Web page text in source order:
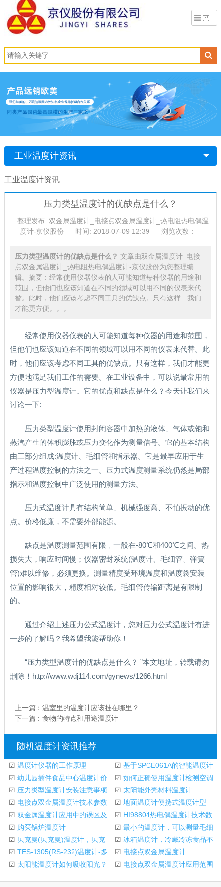
工业温度计资讯
工业温度计资讯
压力类型温度计的优缺点是什么？
整理发布: 双金属温度计_电接点双金属温度计_热电阻热电偶温
度计-京仪股份
时间: 2018-07-09 12:39 浏览次数：
压力类型温度计的优缺点是什么？ 文章由双金属温度计_电接
点双金属温度计_热电阻热电偶温度计-京仪股份为您整理编
辑。摘要：经常使用仪器仪表的人可能知道每种仪器的用途和
范围，但他们也应该知道在不同的领域可以用不同的仪表来代
替。此时，他们应该考虑不同工具的优缺点。只有这样，我们
才能更方便。。。
经常使用仪器仪表的人可能知道每种仪器的用途和范围，
但他们也应该知道在不同的领域可以用不同的仪表来代替。此
时，他们应该考虑不同工具的优缺点。只有这样，我们才能更
方便地满足我们工作的需要。在工业设备中，可以说最常用的
仪器是压力型温度计。它的优点和缺点是什么？今天让我们来
讨论一下:
压力类型温度计使用封闭容器中加热的液体、气体或饱和
蒸汽产生的体积膨胀或压力变化作为测量信号。它的基本结构
由三部分组成:温度计、毛细管和指示器。它是最早应用于生
产过程温度控制的方法之一。压力式温度测量系统仍然是局部
指示和温度控制中广泛使用的测量方法。
压力式温度计具有结构简单、机械强度高、不怕振动的优
点。价格低廉，不需要外部能源。
缺点是温度测量范围有限，一般在-80℃和400℃之间。热
损失大，响应时间慢；仪器密封系统(温度计、毛细管、弹簧
管)难以维修，必须更换。测量精度受环境温度和温度袋安装
位置的影响很大，精度相对较低。毛细管传输距离是有限制
的。
通过介绍上述压力公式温度计，您对压力公式温度计有进
一步的了解吗？我希望我能帮助你！
“压力类型温度计的优缺点是什么？ ”本文地址，转载请勿
删除！http://www.wdj114.com/gynews/1266.html
上一篇： 温室里的温度计应该挂在哪里？
下一篇： 食物的特点和用途温度计
随机温度计资讯推荐
☑ 温度计仪器的工作原理 ☑ 基于SPCE061A的智能温度计
设计
☑ 幼儿园插件食品中心温度计价
格
☑ 如何正确使用温度计检测空调
进出口温度？
☑ 压力类型温度计安装注意事项 ☑ 太阳能外壳材料温度计
☑ 电接点双金属温度计技术参数 ☑ 地面温度计便携式温度计型
号:XLII-376588库号
☑ 双金属温度计应用中的误区及
注意事项
☑ HI98804热电偶温度计技术数
据
☑ 购买锅炉温度计 ☑ 最小的温度计，可以测量毛细
管温度
☑ 贝克曼(贝克曼)温度计，贝克
曼温度计用法
☑ 冰箱温度计，冷藏冷冻食品不
可或缺的工具！
☑ TES-1305(RS-232)温度计-多
功能温度计
☑ 电接点双金属温度计
☑ 太阳能温度计如何吸收阳光？ ☑ 电接点双金属温度计应用范围